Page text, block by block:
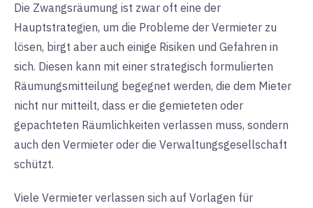
Die Zwangsräumung ist zwar oft eine der
Hauptstrategien, um die Probleme der Vermieter zu
lösen, birgt aber auch einige Risiken und Gefahren in
sich. Diesen kann mit einer strategisch formulierten
Räumungsmitteilung begegnet werden, die dem Mieter
nicht nur mitteilt, dass er die gemieteten oder
gepachteten Räumlichkeiten verlassen muss, sondern
auch den Vermieter oder die Verwaltungsgesellschaft
schützt.
Viele Vermieter verlassen sich auf Vorlagen für